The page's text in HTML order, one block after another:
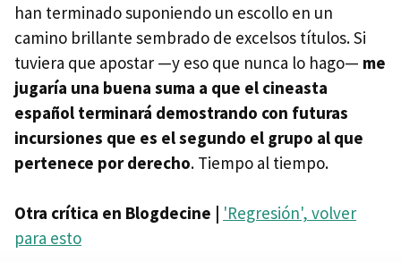
han terminado suponiendo un escollo en un
camino brillante sembrado de excelsos títulos. Si
tuviera que apostar —y eso que nunca lo hago— me
jugaría una buena suma a que el cineasta
español terminará demostrando con futuras
incursiones que es el segundo el grupo al que
pertenece por derecho. Tiempo al tiempo.
Otra crítica en Blogdecine | 'Regresión', volver
para esto